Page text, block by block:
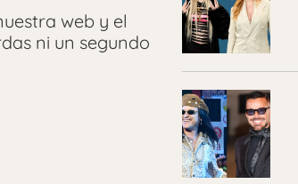
web y el
ni un segundo